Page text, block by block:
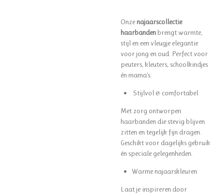
Onze najaarscollectie
haarbanden brengt warmte,
stijl en een vleugje elegantie
voor jong en oud. Perfect voor
peuters, kleuters, schoolkindjes
én mama’s.
Stijlvol & comfortabel
Met zorg ontworpen
haarbanden die stevig blijven
zitten en tegelijk fijn dragen.
Geschikt voor dagelijks gebruik
én speciale gelegenheden.
Warme najaarskleuren
Laat je inspireren door